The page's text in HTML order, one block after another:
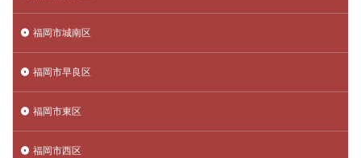
福岡市城南区
福岡市早良区
福岡市東区
福岡市西区